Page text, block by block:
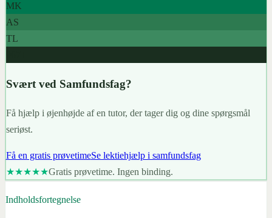
MK
AS
TL
Svært ved Samfundsfag?
Få hjælp i øjenhøjde af en tutor, der tager dig og dine spørgsmål
seriøst.
Få en gratis prøvetimeSe lektiehjælp i samfundsfag
★★★★★Gratis prøvetime. Ingen binding.
Indholdsfortegnelse